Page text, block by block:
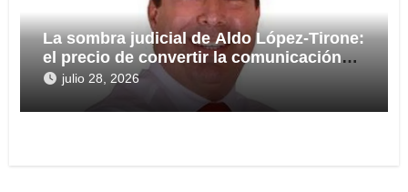
La sombra judicial de Aldo López-Tirone:
el precio de convertir la comunicación
en arma
julio 28, 2026